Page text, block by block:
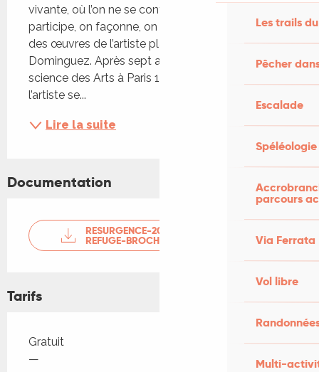
Les trails
Pêcher
Escalade
Spéléologie
parcours
Via Ferrata
Vol libre
Multi-
vivante, où l’on ne se contente pas de regarder, on
participe, on façonne, on laisse une trace, au cœur
des œuvres de l’artiste plasticien Mika
Dominguez. Après sept années d’études en Art et
science des Arts à Paris 1 Panthéon Sorbonne,
l’artiste se...
Lire la suite
Documentation
RESURGENCE-2025-ETERNEL-
REFUGE-BROCHURE-DU-FEST...
Tarifs
Tarifs 2026
Gratuit
—